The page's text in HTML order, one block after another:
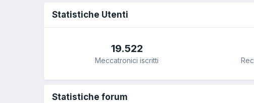
Statistiche Utenti
19.522
Meccatronici iscritti
Statistiche forum